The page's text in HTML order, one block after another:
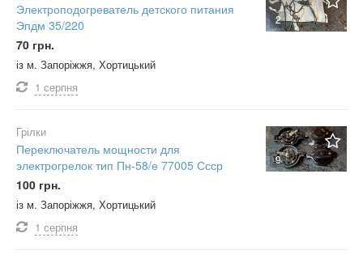
2
Электроподогреватель детского питания
Эпдм 35/220
70 грн.
із м. Запоріжжя, Хортицький
1 серпня
9
Грілки
Переключатель мощности для
электрогрелок тип Пн-58/е 77005 Ссср
100 грн.
із м. Запоріжжя, Хортицький
1 серпня